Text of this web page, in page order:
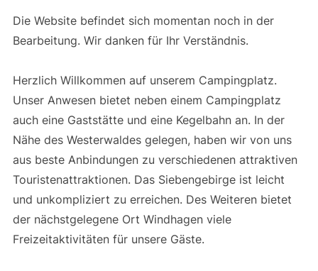
Die Website befindet sich momentan noch in der
Bearbeitung. Wir danken für Ihr Verständnis.
Herzlich Willkommen auf unserem Campingplatz.
Unser Anwesen bietet neben einem Campingplatz
auch eine Gaststätte und eine Kegelbahn an. In der
Nähe des Westerwaldes gelegen, haben wir von uns
aus beste Anbindungen zu verschiedenen attraktiven
Touristenattraktionen. Das Siebengebirge ist leicht
und unkompliziert zu erreichen. Des Weiteren bietet
der nächstgelegene Ort Windhagen viele
Freizeitaktivitäten für unsere Gäste.